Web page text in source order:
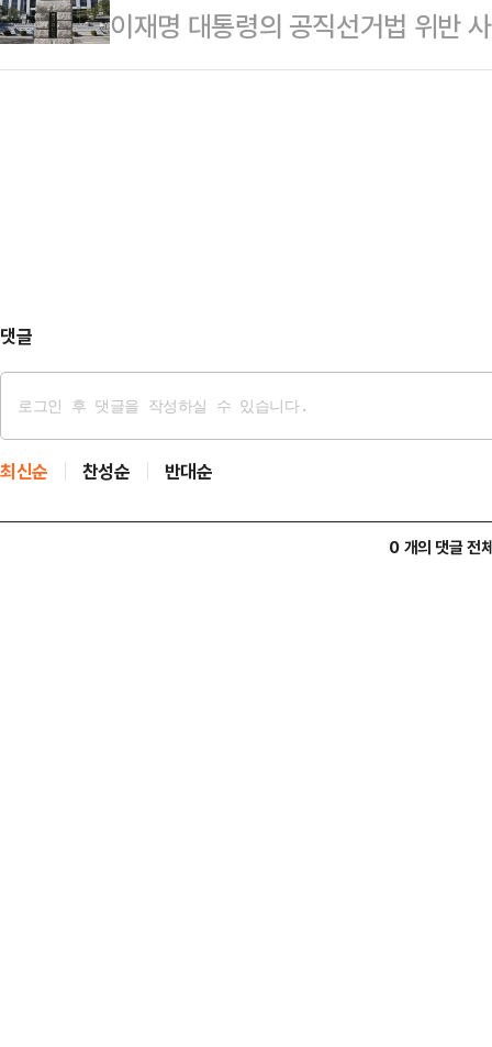
조계는 검찰개혁에 공감하나 검찰
대한 전문적인 수사력…
예정되어 있었다며 만기가 임박한
직권 보석을 한 것이라고 분석했다.
이재명 대통령의 공직선거법 위반
통령의 불소추특권을 규정한 헌법
댓글
최신순 찬성순 반대순
0 개의 댓글 전